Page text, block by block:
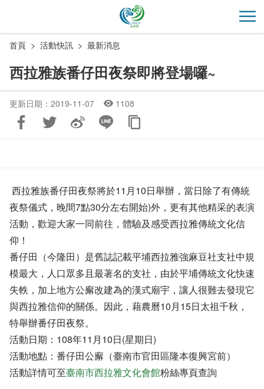
主
區
開
首頁 活動快訊 最新消息
西拉雅族番仔田夜祭即將登場囉~
更新日期：2019-11-07 1108
西拉雅族番仔田夜祭將於11月10日舉辦，當日除了有傳統
夜祭儀式，晚間7點30分左右開始)外，更有其他精采的表演
活動，歡迎大家一同前往，體驗及感受西拉雅傳統文化信
仰！
番仔田（今隆田）是舊誌記載平埔西拉雅強麻豆社支社中規
模最大，人口眾多且最著名的支社，由於平埔傳統文化快速
失軼，加上地方公廨改建為的漢式廟宇，讓人很難去發現它
與西拉雅信仰的關係。因此，藉農曆10月15日太祖千秋，
特舉辦番仔田夜祭。
活動日期：108年11月10日(星期日)
活動地點：番仔田公廨（臺南市官田區隆本復興宮前）
活動詳情可至臺南市西拉雅文化會館粉絲專頁查詢